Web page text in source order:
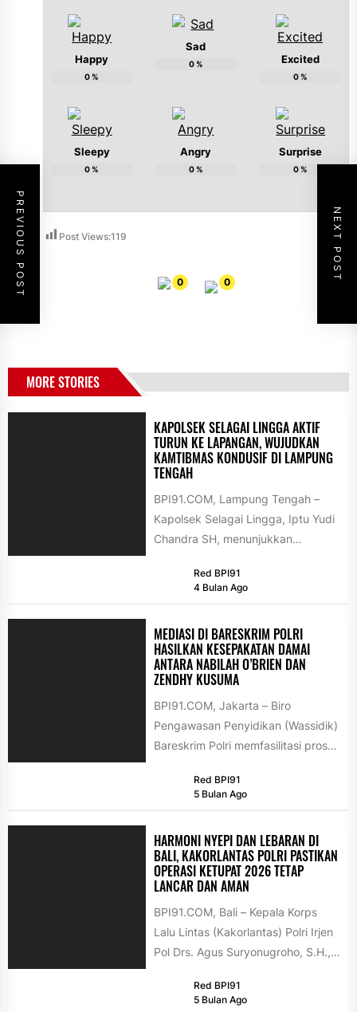
Happy
0%
Sad
0% Excited
0%
Sleepy
0%
Angry
0%
Surprise
0%
Post Views:119
0 0
PREVIOUS POST NEXT POST
MORE STORIES
KAPOLSEK SELAGAI LINGGA AKTIF
TURUN KE LAPANGAN, WUJUDKAN
KAMTIBMAS KONDUSIF DI LAMPUNG
TENGAH
BPI91.COM, Lampung Tengah –
Kapolsek Selagai Lingga, Iptu Yudi
Chandra SH, menunjukkan
keamanan dan ketertiban
Red BPI91
4 Bulan Ago
MEDIASI DI BARESKRIM POLRI
HASILKAN KESEPAKATAN DAMAI
ANTARA NABILAH O’BRIEN DAN
ZENDHY KUSUMA
BPI91.COM, Jakarta – Biro
Pengawasan Penyidikan (Wassidik)
Bareskrim Polri memfasilitasi proses
Zendhy Kusuma terkait perkara...
Red BPI91
5 Bulan Ago
HARMONI NYEPI DAN LEBARAN DI
BALI, KAKORLANTAS POLRI PASTIKAN
OPERASI KETUPAT 2026 TETAP
LANCAR DAN AMAN
BPI91.COM, Bali – Kepala Korps
Lalu Lintas (Kakorlantas) Polri Irjen
Pol Drs. Agus Suryonugroho, S.H.,
dengan Gubernur...
Red BPI91
5 Bulan Ago